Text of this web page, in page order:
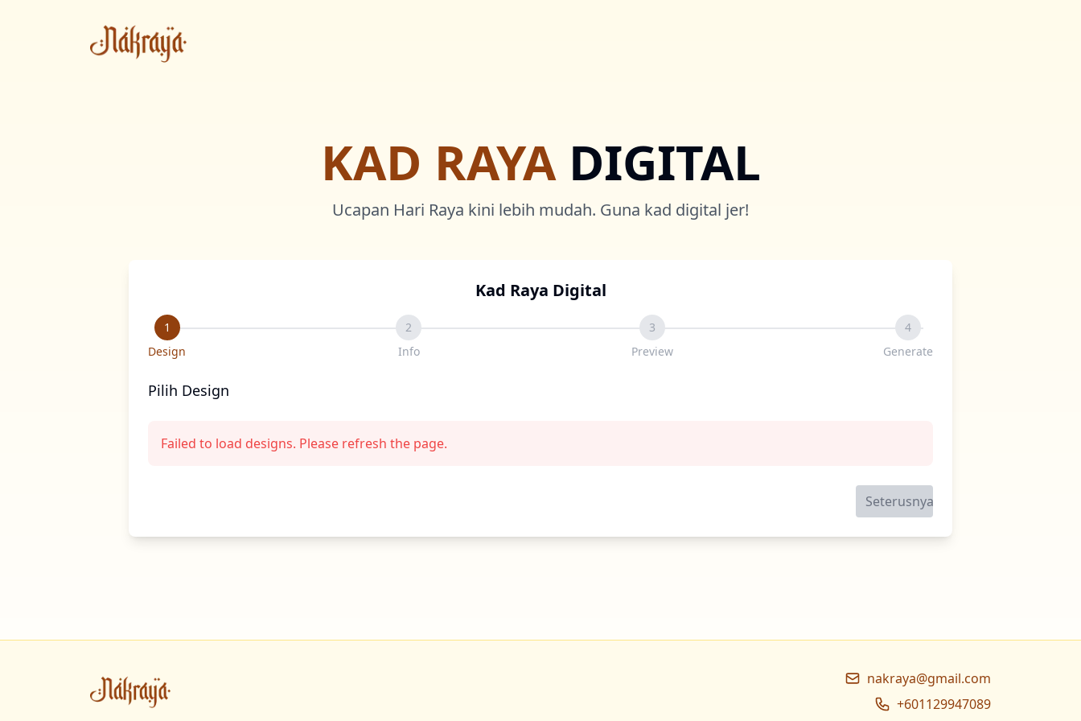
KAD RAYADIGITAL
Ucapan Hari Raya kini lebih mudah. Guna kad digital jer!
Kad Raya Digital
1
Design
2
Info
3
Preview
4
Generate
Pilih Design
Failed to load designs. Please refresh the page.
Seterusnya
nakraya@gmail.com
+601129947089